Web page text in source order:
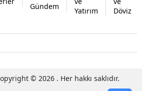
Gündem
Yatırım
Döviz
© 2026 . Her hakkı saklıdır.